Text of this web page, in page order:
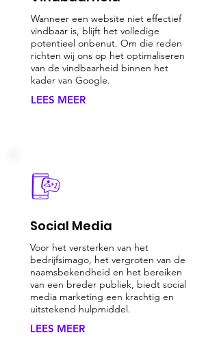
Wanneer een website niet effectief
vindbaar is, blijft het volledige
potentieel onbenut. Om die reden
richten wij ons op het optimaliseren
van de vindbaarheid binnen het
kader van Google.
LEES MEER
Social Media
Voor het versterken van het
bedrijfsimago, het vergroten van de
naamsbekendheid en het bereiken
van een breder publiek, biedt social
media marketing een krachtig en
uitstekend hulpmiddel.
LEES MEER